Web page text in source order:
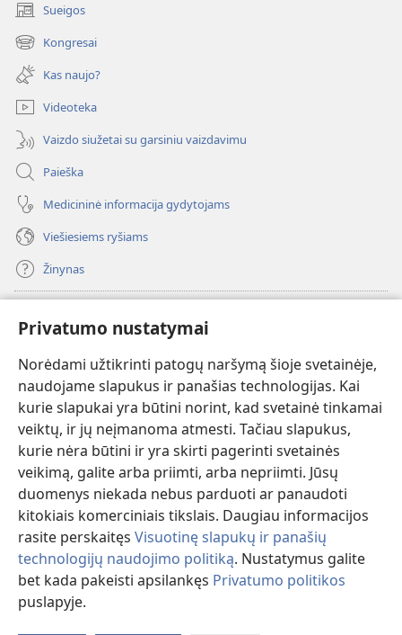
Privatumo nustatymai
Norėdami užtikrinti patogų naršymą šioje svetainėje,
naudojame slapukus ir panašias technologijas. Kai
kurie slapukai yra būtini norint, kad svetainė tinkamai
veiktų, ir jų neįmanoma atmesti. Tačiau slapukus,
kurie nėra būtini ir yra skirti pagerinti svetainės
veikimą, galite arba priimti, arba nepriimti. Jūsų
duomenys niekada nebus parduoti ar panaudoti
kitokiais komerciniais tikslais. Daugiau informacijos
rasite perskaitęs Visuotinę slapukų ir panašių
technologijų naudojimo politiką. Nustatymus galite
bet kada pakeisti apsilankęs Privatumo politikos
puslapyje.
Sueigos
(atsiveria
naujas
langas)
Kongresai
(atsiveria
naujas
langas)
Kas naujo?
Videoteka
Vaizdo siužetai su garsiniu vaizdavimu
Paieška
Medicininė informacija gydytojams
Viešiesiems ryšiams
Žinynas
(atsiveria
naujas
langas)Sargybos bokšto INTERNETINĖ BIBLIOTEKA
(atsiveria
naujas
langas)JW Hub ®
(atsiveria
naujas
langas)JW Library
Watchtower Library
Copyright© 2026 Watch Tower Bible and Tract Society of Pennsylvania.
NAUDOJIMOSI SVETAINE SĄLYGOS